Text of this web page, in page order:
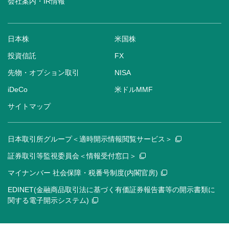
日本株 米国株
投資信託 FX
先物・オプション取引 NISA
iDeCo 米ドルMMF
サイトマップ
日本取引所グループ＜適時開示情報閲覧サービス＞
証券取引等監視委員会＜情報受付窓口＞
マイナンバー 社会保障・税番号制度(内閣官房)
EDINET(金融商品取引法に基づく有価証券報告書等の開示書類に
関する電子開示システム)